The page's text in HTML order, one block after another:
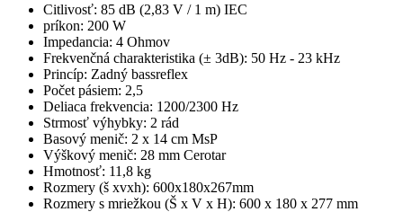
Citlivosť: 85 dB (2,83 V / 1 m) IEC
príkon: 200 W
Impedancia: 4 Ohmov
Frekvenčná charakteristika (± 3dB): 50 Hz - 23 kHz
Princíp: Zadný bassreflex
Počet pásiem: 2,5
Deliaca frekvencia: 1200/2300 Hz
Strmosť výhybky: 2 rád
Basový menič: 2 x 14 cm MsP
Výškový menič: 28 mm Cerotar
Hmotnosť: 11,8 kg
Rozmery (š xvxh): 600x180x267mm
Rozmery s mriežkou (Š x V x H): 600 x 180 x 277 mm